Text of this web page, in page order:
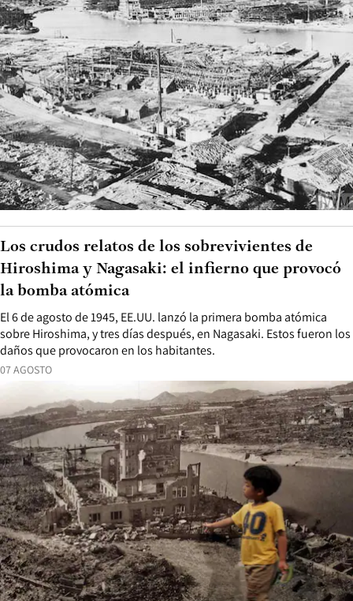
07 AGOSTO
El 6 de agosto de 1945, EE.UU. lanzó la primera bomba atómica
sobre Hiroshima, y tres días después, en Nagasaki. Estos fueron los
daños que provocaron en los habitantes.
Los crudos relatos de los sobrevivientes de
Hiroshima y Nagasaki: el infierno que provocó
la bomba atómica